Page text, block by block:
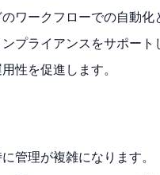
ワークフローでの自動化
プライアンスをサポート
性を促進します。
管理が複雑になります。